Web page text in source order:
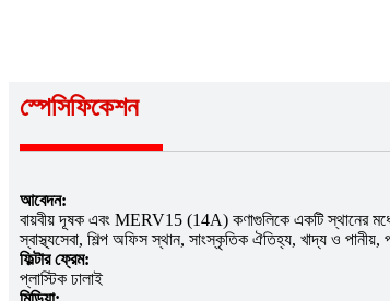
স্পেসিফিকেশন
আবেদন:
বায়বীয় দূষক এবং MERV15 (14A) কণাগুলিকে একটি স্থানের মধ্যে
স্বাস্থ্যসেবা, শিল্প অফিস স্থান, সাংস্কৃতিক ঐতিহ্য, খাদ্য ও পানীয়,
ফিল্টার ফ্রেম:
প্লাস্টিক ঢালাই